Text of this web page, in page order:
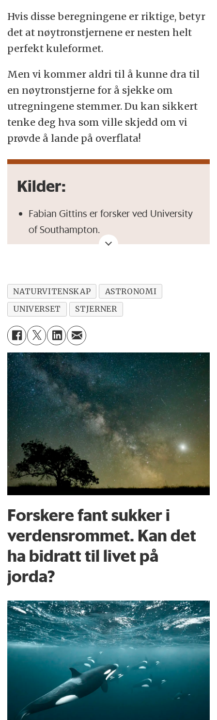
Hvis disse beregningene er riktige, betyr
det at nøytronstjernene er nesten helt
perfekt kuleformet.
Men vi kommer aldri til å kunne dra til
en nøytronstjerne for å sjekke om
utregningene stemmer. Du kan sikkert
tenke deg hva som ville skjedd om vi
prøvde å lande på overflata!
Kilder:
Fabian Gittins er forsker ved University
of Southampton.
Astronomy Meeting 2021, som er et
møte for astronomer.
Store norske leksikon:
NATURVITENSKAP
ASTRONOMI
UNIVERSET
STJERNER
Forskere fant sukker i
verdensrommet. Kan det
ha bidratt til livet på
jorda?